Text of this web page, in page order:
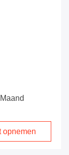
opnemen